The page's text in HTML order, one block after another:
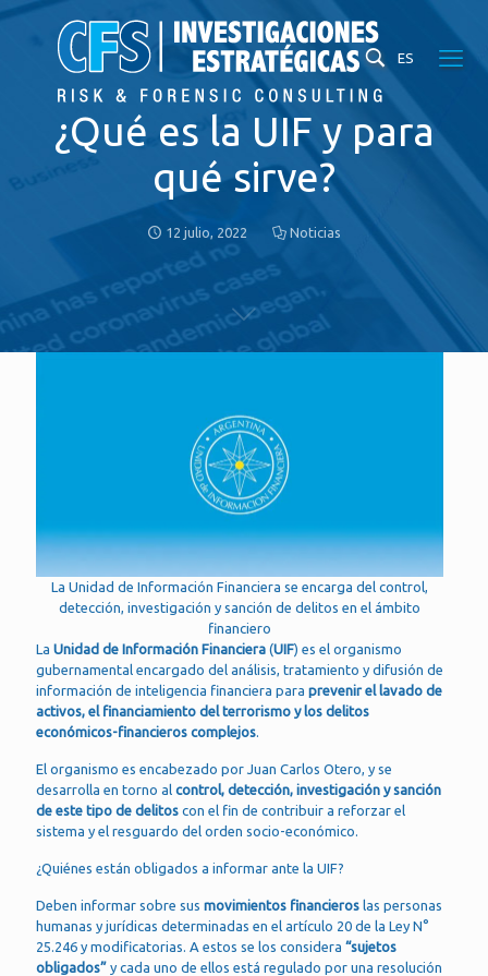
ES
¿Qué es la UIF y para
qué sirve?
12 julio, 2022 Noticias
La Unidad de Información Financiera se encarga del control,
detección, investigación y sanción de delitos en el ámbito
financiero
La Unidad de Información Financiera (UIF) es el organismo
gubernamental encargado del análisis, tratamiento y difusión de
información de inteligencia financiera para prevenir el lavado de
activos, el financiamiento del terrorismo y los delitos
económicos-financieros complejos.
El organismo es encabezado por Juan Carlos Otero, y se
desarrolla en torno al control, detección, investigación y sanción
de este tipo de delitos con el fin de contribuir a reforzar el
sistema y el resguardo del orden socio-económico.
¿Quiénes están obligados a informar ante la UIF?
Deben informar sobre sus movimientos financieros las personas
humanas y jurídicas determinadas en el artículo 20 de la Ley N°
25.246 y modificatorias. A estos se los considera “sujetos
obligados” y cada uno de ellos está regulado por una resolución